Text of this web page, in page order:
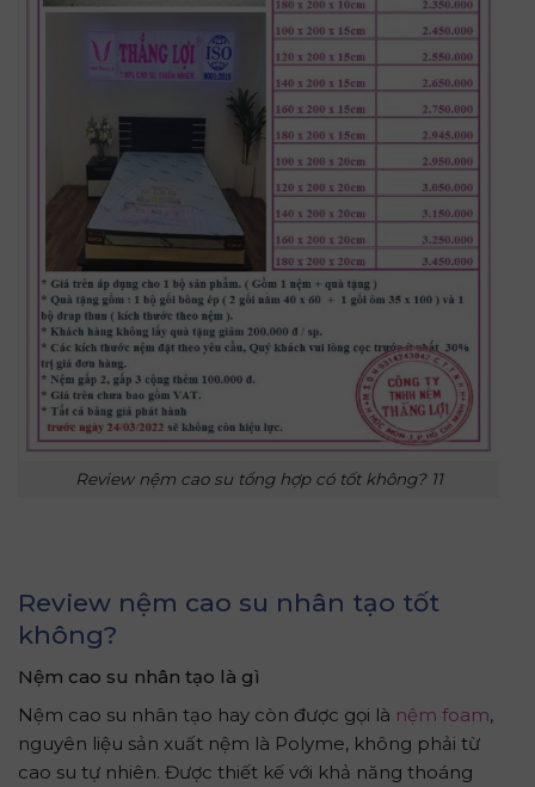
Review nệm cao su tổng hợp có tốt không? 11
Review nệm cao su nhân tạo tốt
không?
Nệm cao su nhân tạo là gì
Nệm cao su nhân tạo hay còn được gọi là nệm foam,
nguyên liệu sản xuất nệm là Polyme, không phải từ
cao su tự nhiên. Được thiết kế với khả năng thoáng